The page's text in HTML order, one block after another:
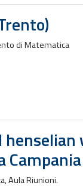
di Matematica
Aula Riunioni.